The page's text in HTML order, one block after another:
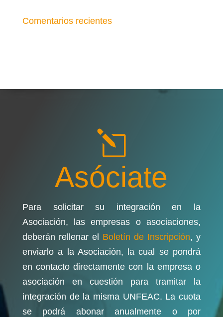
Comentarios recientes
l
Asóciate
Para solicitar su integración en la
Asociación, las empresas o asociaciones,
deberán rellenar el Boletín de Inscripción, y
enviarlo a la Asociación, la cual se pondrá
en contacto directamente con la empresa o
asociación en cuestión para tramitar la
integración de la misma UNFEAC. La cuota
se podrá abonar anualmente o por